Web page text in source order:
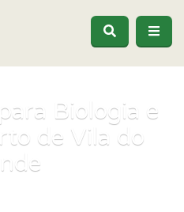
Biologia e
de Vila do